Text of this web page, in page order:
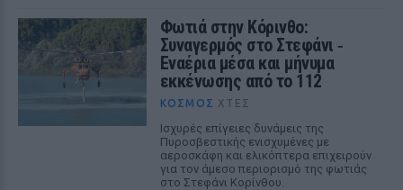
Φωτιά στην Κόρινθο:
Συναγερμός στο Στεφάνι ‑
Εναέρια μέσα και μήνυμα
εκκένωσης από το 112
ΚΌΣΜΟΣ ΧΤΕΣ
Ισχυρές επίγειες δυνάμεις της
Πυροσβεστικής ενισχυμένες με
αεροσκάφη και ελικόπτερα επιχειρούν
για τον άμεσο περιορισμό της φωτιάς
στο Στεφάνι Κορίνθου.